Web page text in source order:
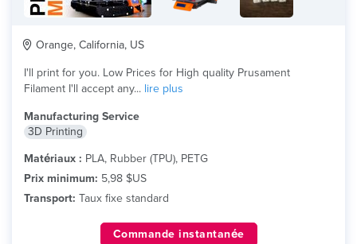
Orange, California, US
I'll print for you. Low Prices for High quality Prusament
Filament I'll accept any... lire plus
Manufacturing Service
3D Printing
Matériaux : PLA, Rubber (TPU), PETG
Prix minimum: 5,98 $US
Transport: Taux fixe standard
Commande instantanée